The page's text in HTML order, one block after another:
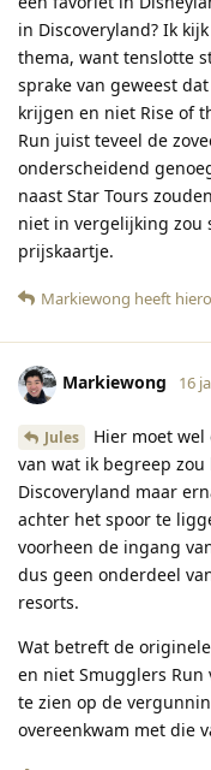
in Discoveryland? Ik
thema, want tenslotte
sprake van geweest
krijgen en niet Rise of
Run juist teveel de
onderscheidend
naast Star Tours
niet in vergelijking zou
prijskaartje.
Markiewong heeft
Markiewong 16
Jules
Hier moet
van wat ik begreep
Discoveryland maar
achter het spoor te
voorheen de ingang
dus geen onderdeel
resorts.
Wat betreft de
en niet Smugglers Run
te zien op de
overeenkwam met die